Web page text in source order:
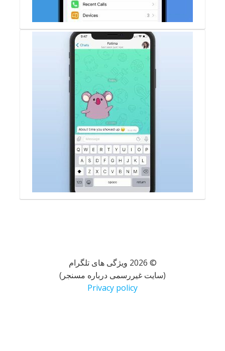
© 2026 ویژگی های تلگرام
(سایت غیررسمی درباره مسنجر)
Privacy policy